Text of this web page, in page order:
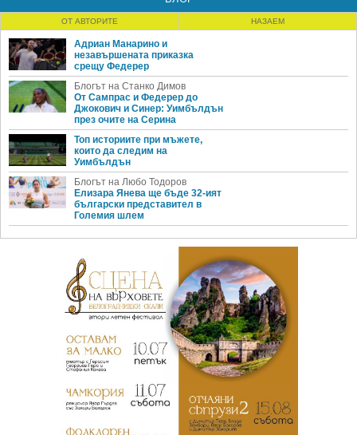
ОТ АВТОРИТЕ НАЗАЕМ
Адриан Манарино и
незавършената приказка
срещу Федерер
Блогът на Станко Димов
От Сампрас и Федерер до
Джокович и Синер: Уимбълдън
през очите на Серина
Топ историите при мъжете,
които да следим на
Уимбълдън
Блогът на Любо Тодоров
Елизара Янева ще бъде 32-ият
български представител в
Големия шлем